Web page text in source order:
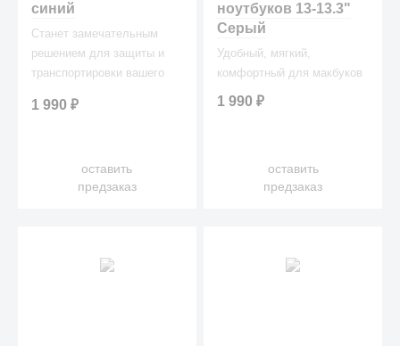
синий
Станет замечательным
решением для защиты и
транспортировки вашего
1 990₽
оставить
предзаказ
ноутбуков 13-13.3"
Серый
Удобный, мягкий,
комфортный для макбуков
1 990₽
оставить
предзаказ